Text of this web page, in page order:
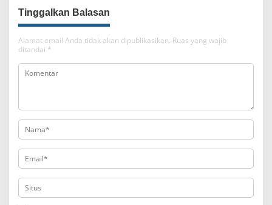
Tinggalkan Balasan
Alamat email Anda tidak akan dipublikasikan. Ruas yang wajib
ditandai *